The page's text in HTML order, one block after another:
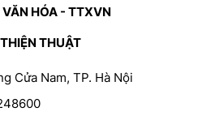
HÓA - TTXVN
THUẬT
Cửa Nam, TP. Hà Nội